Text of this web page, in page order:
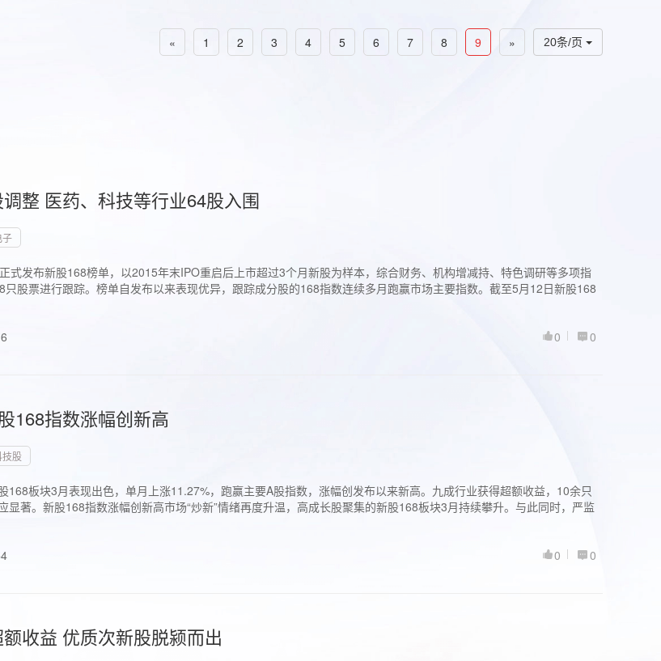
20条/页
« 1 2 3 4 5 6 7 8 9 »
整 医药、科技等行业64股入围
子
式发布新股168榜单，以2015年末IPO重启后上市超过3个月新股为样本，综合财务、机构增减持、特色调研等多项指
股票进行跟踪。榜单自发布以来表现优异，跟踪成分股的168指数连续多月跑赢市场主要指数。截至5月12日新股168
0
0
168指数涨幅创新高
技股
168板块3月表现出色，单月上涨11.27%，跑赢主要A股指数，涨幅创发布以来新高。九成行业获得超额收益，10余只
显著。新股168指数涨幅创新高市场“炒新”情绪再度升温，高成长股聚集的新股168板块3月持续攀升。与此同时，严监
0
0
收益 优质次新股脱颍而出